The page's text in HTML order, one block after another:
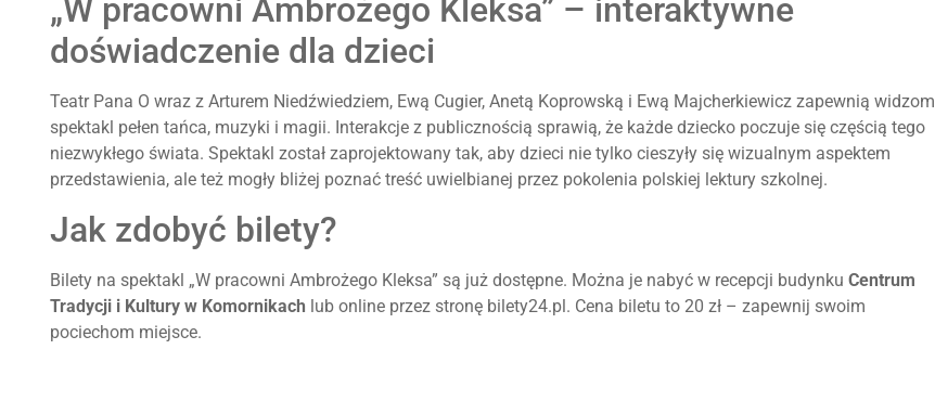
„W pracowni Ambrożego Kleksa” – interaktywne
doświadczenie dla dzieci
Teatr Pana O wraz z Arturem Niedźwiedziem, Ewą Cugier, Anetą Koprowską i Ewą Majcherkiewicz zapewnią widzom
spektakl pełen tańca, muzyki i magii. Interakcje z publicznością sprawią, że każde dziecko poczuje się częścią tego
niezwykłego świata. Spektakl został zaprojektowany tak, aby dzieci nie tylko cieszyły się wizualnym aspektem
przedstawienia, ale też mogły bliżej poznać treść uwielbianej przez pokolenia polskiej lektury szkolnej.
Jak zdobyć bilety?
Bilety na spektakl „W pracowni Ambrożego Kleksa” są już dostępne. Można je nabyć w recepcji budynkuCentrum
Tradycji i Kultury w Komornikach lub online przez stronę bilety24.pl. Cena biletu to 20 zł – zapewnij swoim
pociechom miejsce.